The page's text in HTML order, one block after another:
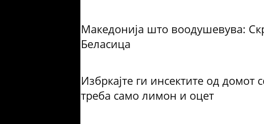
Македонија што воодушевува:
Беласица
Избркајте ги инсектите од
треба само лимон и оцет